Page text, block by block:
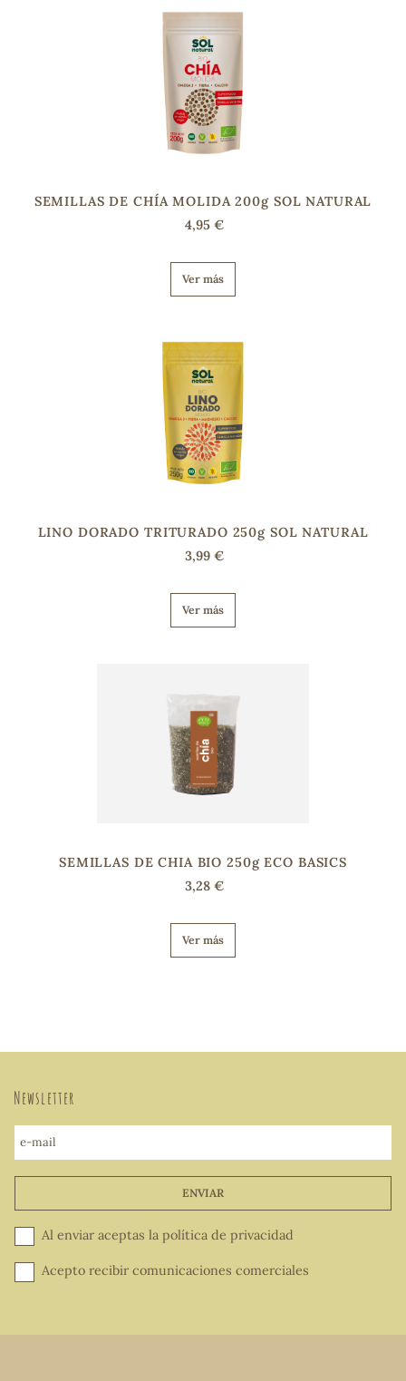
SEMILLAS DE CHÍA MOLIDA 200g SOL NATURAL
4,95 €
Ver más
LINO DORADO TRITURADO 250g SOL NATURAL
3,99 €
Ver más
SEMILLAS DE CHIA BIO 250g ECO BASICS
3,28 €
Ver más
Newsletter
e-mail
ENVIAR
Al enviar aceptas la política de privacidad
Acepto recibir comunicaciones comerciales